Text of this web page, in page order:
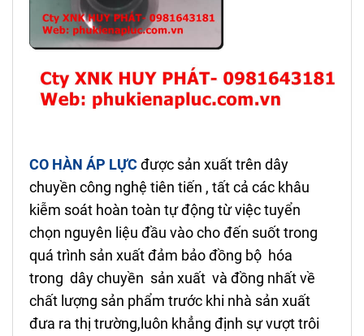
CO HÀN ÁP LỰC được sản xuất trên dây
chuyền công nghệ tiên tiến , tất cả các khâu
kiễm soát hoàn toàn tự động từ việc tuyển
chọn nguyên liệu đầu vào cho đến suốt trong
quá trình sản xuất đảm bảo đồng bộ hóa
trong dây chuyền sản xuất và đồng nhất về
chất lượng sản phẩm trước khi nhà sản xuất
đưa ra thị trường,luôn khẳng định sự vượt trôi